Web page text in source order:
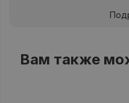
Вам также